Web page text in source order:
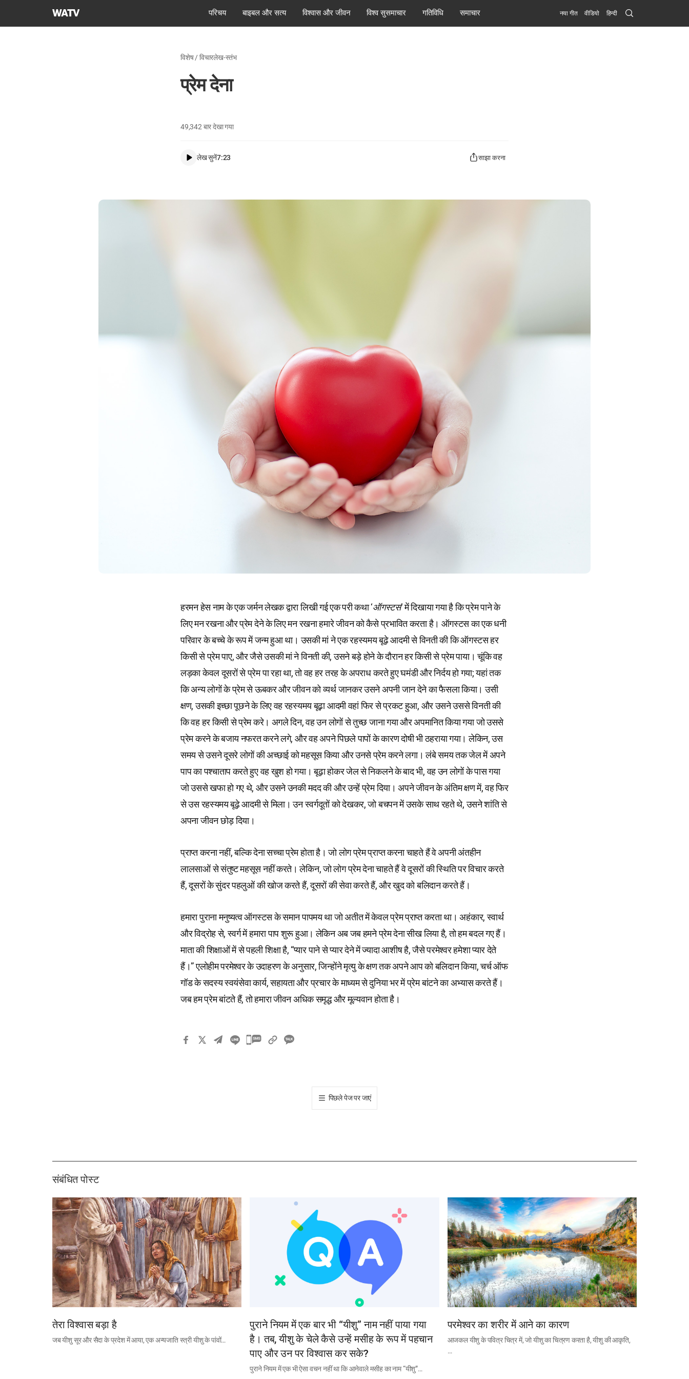
चर्च
परिचय बाइबल और सत्य विश्वास और जीवन विश्व सुसमाचार गतिविधि समाचार नया गीत वीडियो हिन्दी Search
Submit
विशेष / विचारलेख-स्तंभ
प्रेम देना
49,342 बार देखा गया
लेख सुनें7:23 साझा करना
हरमन हेस नाम के एक जर्मन लेखक द्वारा लिखी गई एक परी कथा ‘ऑगस्टस’ में दिखाया गया है कि प्रेम पाने के
लिए मन रखना और प्रेम देने के लिए मन रखना हमारे जीवन को कैसे प्रभावित करता है। ऑगस्टस का एक धनी
परिवार के बच्चे के रूप में जन्म हुआ था। उसकी मां ने एक रहस्यमय बूढ़े आदमी से विनती की कि ऑगस्टस हर
किसी से प्रेम पाए, और जैसे उसकी मां ने विनती की, उसने बड़े होने के दौरान हर किसी से प्रेम पाया। चूंकि वह
लड़का केवल दूसरों से प्रेम पा रहा था, तो वह हर तरह के अपराध करते हुए घमंडी और निर्दय हो गया; यहां तक
कि अन्य लोगों के प्रेम से ऊबकर और जीवन को व्यर्थ जानकर उसने अपनी जान देने का फैसला किया। उसी
क्षण, उसकी इच्छा पूछने के लिए वह रहस्यमय बूढ़ा आदमी वहां फिर से प्रकट हुआ, और उसने उससे विनती की
कि वह हर किसी से प्रेम करे। अगले दिन, वह उन लोगों से तुच्छ जाना गया और अपमानित किया गया जो उससे
प्रेम करने के बजाय नफरत करने लगे, और वह अपने पिछले पापों के कारण दोषी भी ठहराया गया। लेकिन, उस
समय से उसने दूसरे लोगों की अच्छाई को महसूस किया और उनसे प्रेम करने लगा। लंबे समय तक जेल में अपने
पाप का पश्चाताप करते हुए वह खुश हो गया। बूढ़ा होकर जेल से निकलने के बाद भी, वह उन लोगों के पास गया
जो उससे खफा हो गए थे, और उसने उनकी मदद की और उन्हें प्रेम दिया। अपने जीवन के अंतिम क्षण में, वह फिर
से उस रहस्यमय बूढ़े आदमी से मिला। उन स्वर्गदूतों को देखकर, जो बचपन में उसके साथ रहते थे, उसने शांति से
अपना जीवन छोड़ दिया।
प्राप्त करना नहीं, बल्कि देना सच्चा प्रेम होता है। जो लोग प्रेम प्राप्त करना चाहते हैं वे अपनी अंतहीन
लालसाओं से संतुष्ट महसूस नहीं करते। लेकिन, जो लोग प्रेम देना चाहते हैं वे दूसरों की स्थिति पर विचार करते
हैं, दूसरों के सुंदर पहलुओं की खोज करते हैं, दूसरों की सेवा करते हैं, और खुद को बलिदान करते हैं।
हमारा पुराना मनुष्यत्व ऑगस्टस के समान पापमय था जो अतीत में केवल प्रेम प्राप्त करता था। अहंकार, स्वार्थ
और विद्रोह से, स्वर्ग में हमारा पाप शुरू हुआ। लेकिन अब जब हमने प्रेम देना सीख लिया है, तो हम बदल गए हैं।
माता की शिक्षाओं में से पहली शिक्षा है, “प्यार पाने से प्यार देने में ज्यादा आशीष है, जैसे परमेश्वर हमेशा प्यार देते
हैं।” एलोहीम परमेश्वर के उदाहरण के अनुसार, जिन्होंने मृत्यु के क्षण तक अपने आप को बलिदान किया, चर्च ऑफ
गॉड के सदस्य स्वयंसेवा कार्य, सहायता और प्रचार के माध्यम से दुनिया भर में प्रेम बांटने का अभ्यास करते हैं।
जब हम प्रेम बांटते हैं, तो हमारा जीवन अधिक समृद्ध और मूल्यवान होता है।
카
पिछले पेज पर जाएं
संबंधित पोस्ट
तेरा विश्वास बड़ा है
जब यीशु सूर और सैदा के प्रदेश में आया, एक अन्यजाति स्त्री यीशु के पांवों…
पुराने नियम में एक बार भी “यीशु” नाम नहीं पाया गया
है। तब, यीशु के चेले कैसे उन्हें मसीह के रूप में पहचान
पाए और उन पर विश्वास कर सके?
पुराने नियम में एक भी ऐसा वचन नहीं था कि आनेवाले मसीह का नाम “यीशु”…
परमेश्वर का शरीर में आने का कारण
आजकल यीशु के पवित्र चित्र में, जो यीशु का चित्रण करता है, यीशु की आकृति,
…